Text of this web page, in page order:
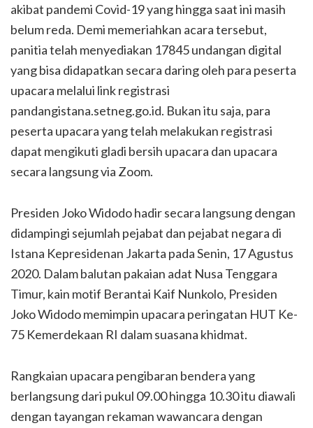
akibat pandemi Covid-19 yang hingga saat ini masih
belum reda. Demi memeriahkan acara tersebut,
panitia telah menyediakan 17845 undangan digital
yang bisa didapatkan secara daring oleh para peserta
upacara melalui link registrasi
pandangistana.setneg.go.id. Bukan itu saja, para
peserta upacara yang telah melakukan registrasi
dapat mengikuti gladi bersih upacara dan upacara
secara langsung via Zoom.
Presiden Joko Widodo hadir secara langsung dengan
didampingi sejumlah pejabat dan pejabat negara di
Istana Kepresidenan Jakarta pada Senin, 17 Agustus
2020. Dalam balutan pakaian adat Nusa Tenggara
Timur, kain motif Berantai Kaif Nunkolo, Presiden
Joko Widodo memimpin upacara peringatan HUT Ke-
75 Kemerdekaan RI dalam suasana khidmat.
Rangkaian upacara pengibaran bendera yang
berlangsung dari pukul 09.00 hingga 10.30 itu diawali
dengan tayangan rekaman wawancara dengan